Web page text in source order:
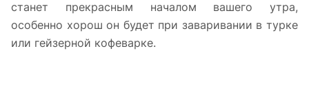
станет прекрасным началом вашего утра,
особенно хорош он будет при заваривании в турке
или гейзерной кофеварке.